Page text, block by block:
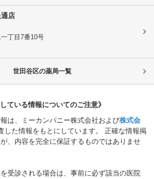
店
丁目7番10号
世田谷区の薬局一覧
している情報についてのご注意》
は、ミーカンパニー株式会社および株式会
した情報をもとにしています。 正確な情報掲
、内容を完全に保証するものではありませ
受診される場合は、事前に必ず該当の医院